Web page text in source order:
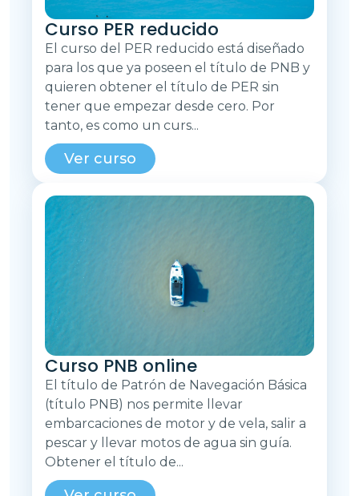
Curso PER reducido
El curso del PER reducido está diseñado
para los que ya poseen el título de PNB y
quieren obtener el título de PER sin
tener que empezar desde cero. Por
tanto, es como un curs...
Ver curso
Curso PNB online
El título de Patrón de Navegación Básica
(título PNB) nos permite llevar
embarcaciones de motor y de vela, salir a
pescar y llevar motos de agua sin guía.
Obtener el título de...